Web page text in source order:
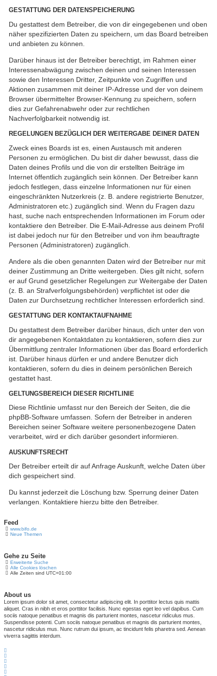
GESTATTUNG DER DATENSPEICHERUNG
Du gestattest dem Betreiber, die von dir eingegebenen und oben
näher spezifizierten Daten zu speichern, um das Board betreiben
und anbieten zu können.
Darüber hinaus ist der Betreiber berechtigt, im Rahmen einer
Interessenabwägung zwischen deinen und seinen Interessen
sowie den Interessen Dritter, Zeitpunkte von Zugriffen und
Aktionen zusammen mit deiner IP-Adresse und der von deinem
Browser übermittelter Browser-Kennung zu speichern, sofern
dies zur Gefahrenabwehr oder zur rechtlichen
Nachverfolgbarkeit notwendig ist.
REGELUNGEN BEZÜGLICH DER WEITERGABE DEINER DATEN
Zweck eines Boards ist es, einen Austausch mit anderen
Personen zu ermöglichen. Du bist dir daher bewusst, dass die
Daten deines Profils und die von dir erstellten Beiträge im
Internet öffentlich zugänglich sein können. Der Betreiber kann
jedoch festlegen, dass einzelne Informationen nur für einen
eingeschränkten Nutzerkreis (z. B. andere registrierte Benutzer,
Administratoren etc.) zugänglich sind. Wenn du Fragen dazu
hast, suche nach entsprechenden Informationen im Forum oder
kontaktiere den Betreiber. Die E-Mail-Adresse aus deinem Profil
ist dabei jedoch nur für den Betreiber und von ihm beauftragte
Personen (Administratoren) zugänglich.
Andere als die oben genannten Daten wird der Betreiber nur mit
deiner Zustimmung an Dritte weitergeben. Dies gilt nicht, sofern
er auf Grund gesetzlicher Regelungen zur Weitergabe der Daten
(z. B. an Strafverfolgungsbehörden) verpflichtet ist oder die
Daten zur Durchsetzung rechtlicher Interessen erforderlich sind.
GESTATTUNG DER KONTAKTAUFNAHME
Du gestattest dem Betreiber darüber hinaus, dich unter den von
dir angegebenen Kontaktdaten zu kontaktieren, sofern dies zur
Übermittlung zentraler Informationen über das Board erforderlich
ist. Darüber hinaus dürfen er und andere Benutzer dich
kontaktieren, sofern du dies in deinem persönlichen Bereich
gestattet hast.
GELTUNGSBEREICH DIESER RICHTLINIE
Diese Richtlinie umfasst nur den Bereich der Seiten, die die
phpBB-Software umfassen. Sofern der Betreiber in anderen
Bereichen seiner Software weitere personenbezogene Daten
verarbeitet, wird er dich darüber gesondert informieren.
AUSKUNFTSRECHT
Der Betreiber erteilt dir auf Anfrage Auskunft, welche Daten über
dich gespeichert sind.
Du kannst jederzeit die Löschung bzw. Sperrung deiner Daten
verlangen. Kontaktiere hierzu bitte den Betreiber.
Feed
www.bifo.de
Neue Themen
Gehe zu Seite
Erweiterte Suche
Alle Cookies löschen
Alle Zeiten sind UTC+01:00
About us
Lorem ipsum dolor sit amet, consectetur adipiscing elit. In porttitor lectus quis mattis
aliquet. Cras in nibh et eros porttitor facilisis. Nunc egestas eget leo vel dapibus. Cum
sociis natoque penatibus et magnis dis parturient montes, nascetur ridiculus mus.
Suspendisse potenti. Cum sociis natoque penatibus et magnis dis parturient montes,
nascetur ridiculus mus. Nunc rutrum dui ipsum, ac tincidunt felis pharetra sed. Aenean
viverra sagittis interdum.